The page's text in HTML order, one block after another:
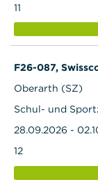
11
F26-087,
Oberarth (SZ)
Schul- und
28.09.2026 -
12